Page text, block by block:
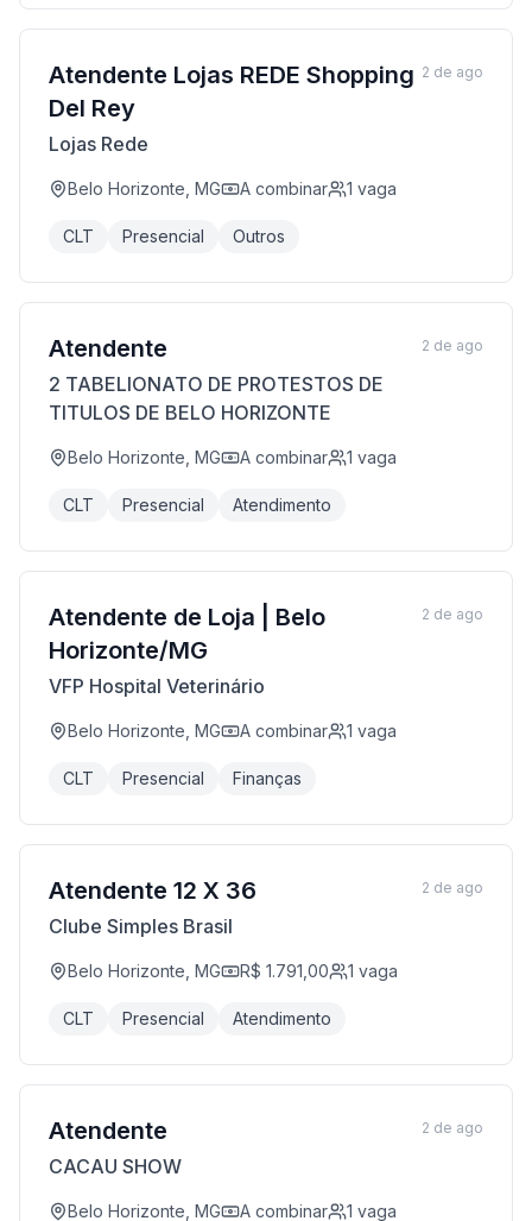
Atendente Lojas REDE Shopping
Del Rey
Lojas Rede
Belo Horizonte, MG A combinar 1 vaga
CLT Presencial Outros
2 de ago
Atendente
2 TABELIONATO DE PROTESTOS DE
TITULOS DE BELO HORIZONTE
Belo Horizonte, MG A combinar 1 vaga
CLT Presencial Atendimento
2 de ago
Atendente de Loja | Belo
Horizonte/MG
VFP Hospital Veterinário
Belo Horizonte, MG A combinar 1 vaga
CLT Presencial Finanças
2 de ago
Atendente 12 X 36
Clube Simples Brasil
Belo Horizonte, MG R$ 1.791,00 1 vaga
CLT Presencial Atendimento
2 de ago
Atendente
CACAU SHOW
Belo Horizonte, MG A combinar 1 vaga
2 de ago